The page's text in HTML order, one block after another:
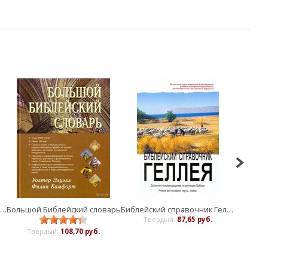
Симфония полная малого формата на канонические книгиБольшой Библейский словарь
Твердый:108,70 руб.
Библейский справочник Геллея. Издание 8-е
Твердый: 87,65 руб.